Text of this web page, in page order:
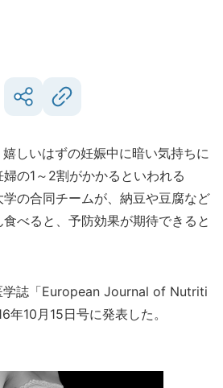
しいはずの妊娠中に暗い気持ちに
の1～2割がかかるといわれる
の合同チームが、納豆や豆腐など
べると、予防効果が期待できると
誌「European Journal of Nutriti
10月15日号に発表した。